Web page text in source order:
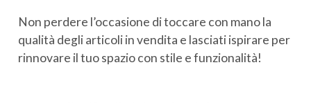
Non perdere l’occasione di toccare con mano la
qualità degli articoli in vendita e lasciati ispirare per
rinnovare il tuo spazio con stile e funzionalità!